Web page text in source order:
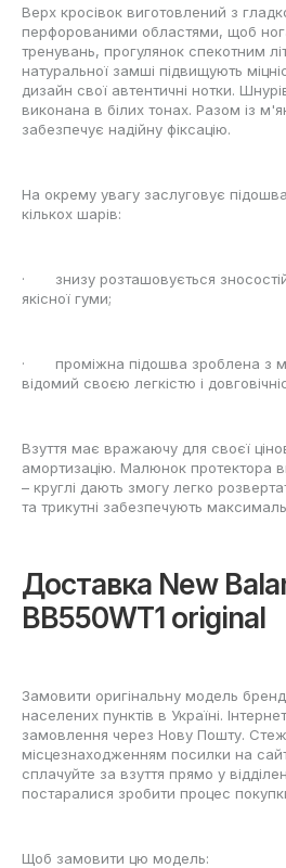
Верх кросівок виготовлений з
перфорованими областями, щоб
тренувань, прогулянок спекотним
натуральної замші підвищують
дизайн свої автентичні нотки.
виконана в білих тонах. Разом із
забезпечує надійну фіксацію.
На окрему увагу заслуговує
кількох шарів:
· знизу розташовується
якісної гуми;
· проміжна підошва зроблена з
відомий своєю легкістю і
Взуття має вражаючу для своєї
амортизацію. Малюнок протектора
– круглі дають змогу легко
та трикутні забезпечують
Доставка New
BB550WT1 original
Замовити оригінальну модель
населених пунктів в Україні.
замовлення через Нову Пошту.
місцезнаходженням посилки на
сплачуйте за взуття прямо у
постаралися зробити процес
Щоб замовити цю модель: